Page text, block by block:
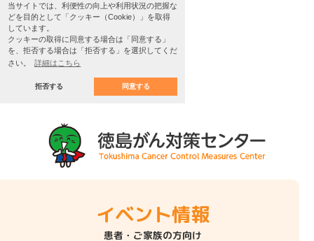
当サイトでは、利便性の向上や利用状況の把握な
どを目的として「クッキー（Cookie）」を取得
しています。
クッキーの取得に同意する場合は「同意する」
を、拒否する場合は「拒否する」を選択してくだ
さい。
詳細はこちら
拒否する 同意する
イベント情報
患者・ご家族の方向け